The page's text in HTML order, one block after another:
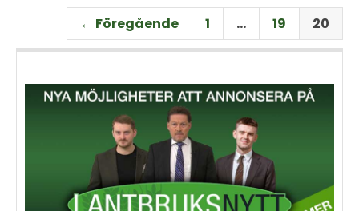
premiär för vårt
måndagsprogram med en
längre intervju med Erik
Stjerndahl vd för HIR Skåne,
fältdagar.
← Föregående 1 … 19 20